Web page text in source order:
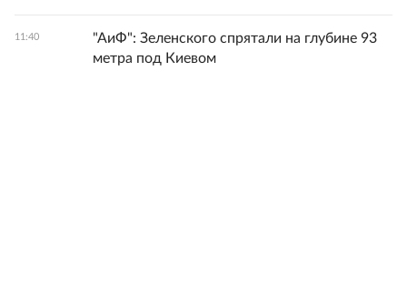
11:40
"АиФ": Зеленского спрятали на глубине 93
метра под Киевом